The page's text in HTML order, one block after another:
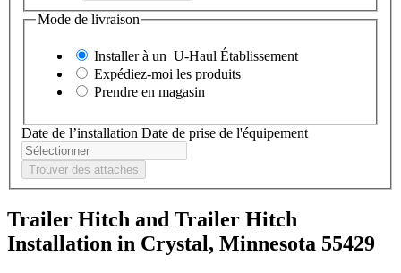
Mode de livraison
Installer à un U-Haul Établissement
Expédiez-moi les produits
Prendre en magasin
Date de l’installation Date de prise de l'équipement
Trouver des attaches
Trailer Hitch and Trailer Hitch
Installation in Crystal, Minnesota 55429